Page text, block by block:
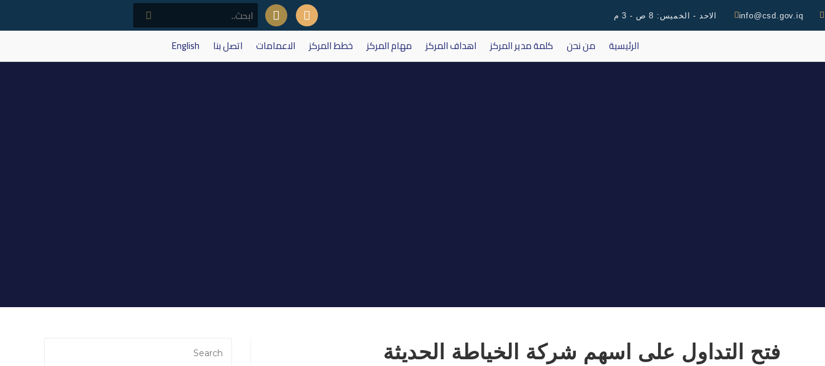
info@csd.gov.iq الاحد - الخميس: 8 ص - 3 م
الرئيسية من نحن كلمة مدير المركز اهداف المركز مهام المركز خطط المركز الاعمامات اتصل بنا English
فتح التداول على اسهم شركة الخياطة الحديثة